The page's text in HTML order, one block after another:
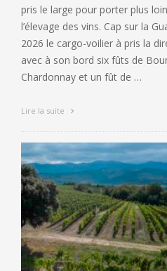
pris le large pour porter plus
l’élevage des vins. Cap sur la
2026 le cargo-voilier à pris la
avec à son bord six fûts de
Chardonnay et un fût de …
Lire la suite